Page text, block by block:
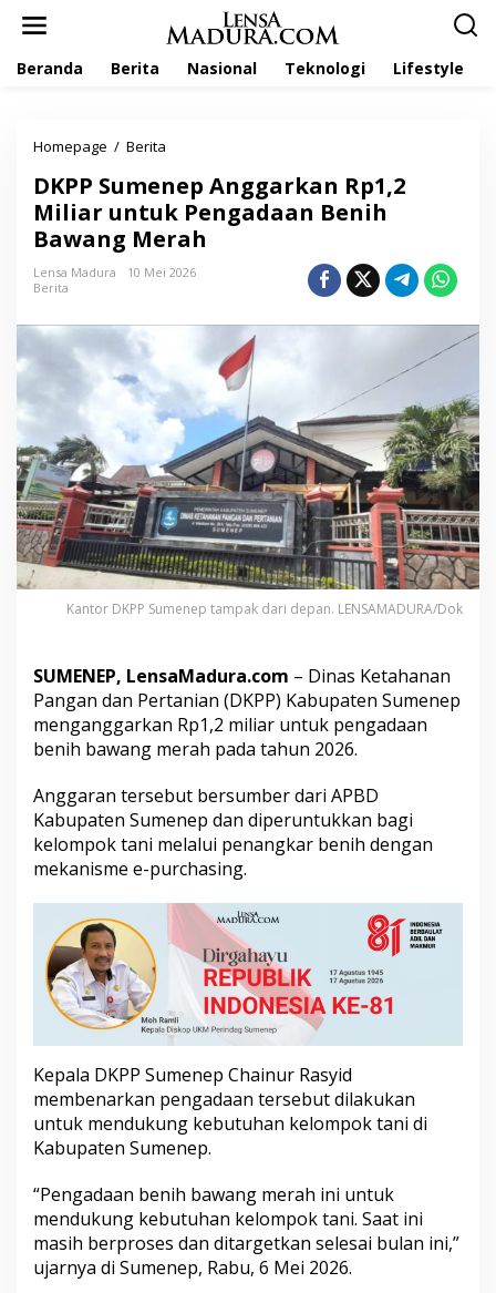
Beranda Berita Nasional Teknologi Lifestyle
Homepage / Berita
P
P
S
u
m
e
n
g
a
r
k
a
n
R
p
1
,
l
i
a
r
n
t
u
k
P
n
g
a
n
B
n
i
h
B
w
a
n
g
M
DKPP Sumenep Anggarkan Rp1,2
Miliar untuk Pengadaan Benih
Bawang Merah
Lensa Madura
10 Mei 2026
Berita
Kantor DKPP Sumenep tampak dari depan. LENSAMADURA/Dok
SUMENEP, LensaMadura.com – Dinas Ketahanan
Pangan dan Pertanian (DKPP) Kabupaten Sumenep
menganggarkan Rp1,2 miliar untuk pengadaan
benih bawang merah pada tahun 2026.
Anggaran tersebut bersumber dari APBD
Kabupaten Sumenep dan diperuntukkan bagi
kelompok tani melalui penangkar benih dengan
mekanisme e-purchasing.
Kepala DKPP Sumenep Chainur Rasyid
membenarkan pengadaan tersebut dilakukan
untuk mendukung kebutuhan kelompok tani di
Kabupaten Sumenep.
“Pengadaan benih bawang merah ini untuk
mendukung kebutuhan kelompok tani. Saat ini
masih berproses dan ditargetkan selesai bulan ini,”
ujarnya di Sumenep, Rabu, 6 Mei 2026.